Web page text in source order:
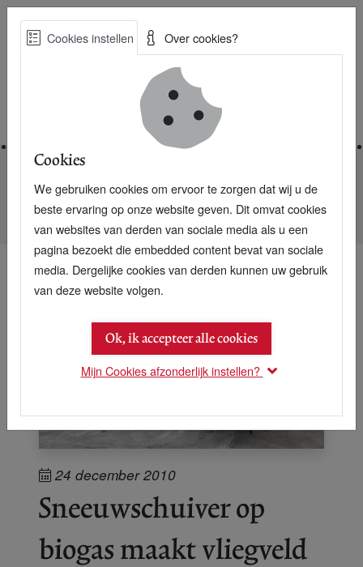
Skip
Best Practices voor een duurzame toekomst
Nieuwsarchief
Sneeuwschuiver op biogas maakt vliegveld IJshotel vrij
24 december 2010
Sneeuwschuiver op
biogas maakt vliegveld
Cookies instellen Over cookies?
Cookies
We gebruiken cookies om ervoor te zorgen dat wij u de
beste ervaring op onze website geven. Dit omvat cookies
van websites van derden van sociale media als u een
pagina bezoekt die embedded content bevat van sociale
media. Dergelijke cookies van derden kunnen uw gebruik
van deze website volgen.
Ok, ik accepteer alle cookies
Mijn Cookies afzonderlijk instellen?